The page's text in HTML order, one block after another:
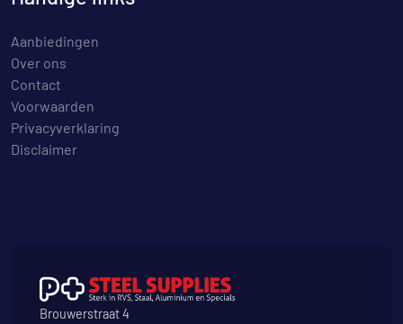
Aanbiedingen
Over ons
Contact
Voorwaarden
Privacyverklaring
Disclaimer
Brouwerstraat 4